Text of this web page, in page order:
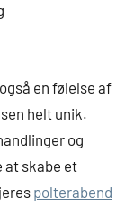
en følelse af
helt unik.
og
at skabe et
polterabend